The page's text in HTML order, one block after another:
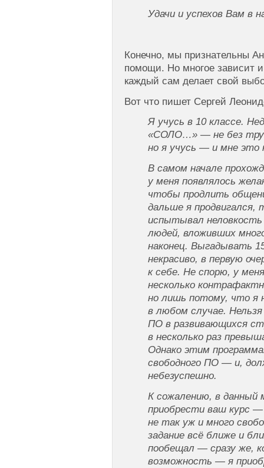
Удачи и успехов Вам в
Конечно, мы признательны
помощи. Но многое зависит
каждый сам делает свой
Вот что пишет Сергей
Я учусь в 10 классе.
«СОЛО…» — не без
но я учусь — и мне это
В самом начале
у меня появлялось
чтобы продлить
дальше я продвигался,
испытывал
людей, вложивших
наконец. Выгадывать
некрасиво, в первую
к себе. Не спорю, у
несколько
но лишь потому, что я
в любом случае.
ПО в развивающихся
в несколько раз
Однако этим
свободного ПО — и,
небезуспешно.
К сожалению, в данный
приобрести ваш курс
не так уж и много
задание всё ближе и
пообещал — сразу же,
возможность — я